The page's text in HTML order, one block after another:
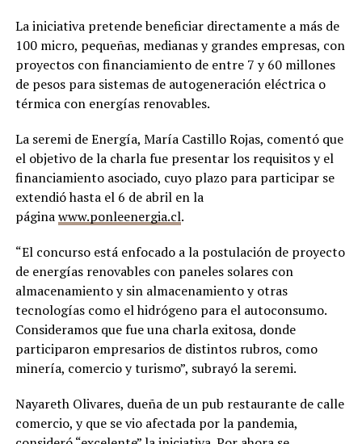
La iniciativa pretende beneficiar directamente a más de
100 micro, pequeñas, medianas y grandes empresas, con
proyectos con financiamiento de entre 7 y 60 millones
de pesos para sistemas de autogeneración eléctrica o
térmica con energías renovables.
La seremi de Energía, María Castillo Rojas, comentó que
el objetivo de la charla fue presentar los requisitos y el
financiamiento asociado, cuyo plazo para participar se
extendió hasta el 6 de abril en la
páginawww.ponleenergia.cl.
“El concurso está enfocado a la postulación de proyecto
de energías renovables con paneles solares con
almacenamiento y sin almacenamiento y otras
tecnologías como el hidrógeno para el autoconsumo.
Consideramos que fue una charla exitosa, donde
participaron empresarios de distintos rubros, como
minería, comercio y turismo”, subrayó la seremi.
Nayareth Olivares, dueña de un pub restaurante de calle
comercio, y que se vio afectada por la pandemia,